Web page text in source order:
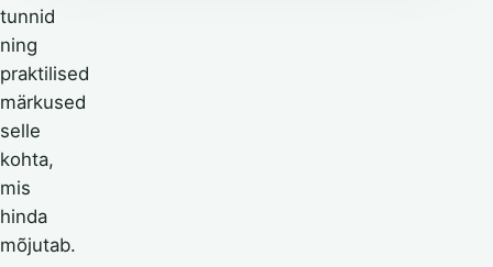
tunnid
ning
praktilised
märkused
selle
kohta,
mis
hinda
mõjutab.